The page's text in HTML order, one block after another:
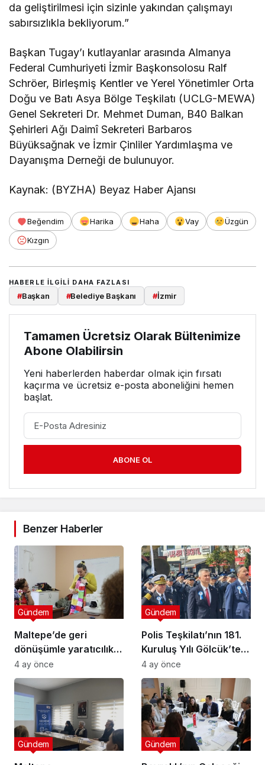
da geliştirilmesi için sizinle yakından çalışmayı
sabırsızlıkla bekliyorum.”
Başkan Tugay’ı kutlayanlar arasında Almanya
Federal Cumhuriyeti İzmir Başkonsolosu Ralf
Schröer, Birleşmiş Kentler ve Yerel Yönetimler Orta
Doğu ve Batı Asya Bölge Teşkilatı (UCLG-MEWA)
Genel Sekreteri Dr. Mehmet Duman, B40 Balkan
Şehirleri Ağı Daimî Sekreteri Barbaros
Büyüksağnak ve İzmir Çinliler Yardımlaşma ve
Dayanışma Derneği de bulunuyor.
Kaynak: (BYZHA) Beyaz Haber Ajansı
Beğendim Harika Haha Vay
Üzgün
Kızgın
HABERLE ILGILI DAHA FAZLASI
#Başkan #Belediye Başkanı #İzmir
Tamamen Ücretsiz Olarak Bültenimize
Abone Olabilirsin
Yeni haberlerden haberdar olmak için fırsatı
kaçırma ve ücretsiz e-posta aboneliğini hemen
başlat.
ABONE OL
Benzer Haberler
Maltepe’de geri
dönüşümle yaratıcılık
buluştu
Gündem
4 ay önce
Polis Teşkilatı’nın 181.
Kuruluş Yılı Gölcük’te
Törenle Kutlandı
Gündem
4 ay önce
Gündem Gündem